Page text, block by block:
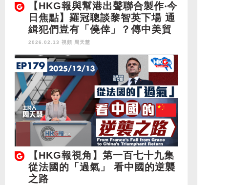
【HKG報與幫港出聲聯合製作‧今
日焦點】羅冠聰談黎智英下場 通
緝犯們豈有「僥倖」？傳中美貿
易休戰延長1年 歐盟挑機嫌命
長？
2026.02.13 視頻 周天慧
【HKG報視角】第一百七十九集
從法國的「過氣」 看中國的逆襲
之路